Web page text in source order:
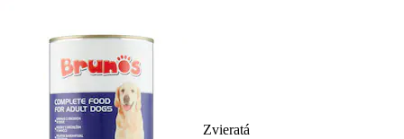
Zvieratá